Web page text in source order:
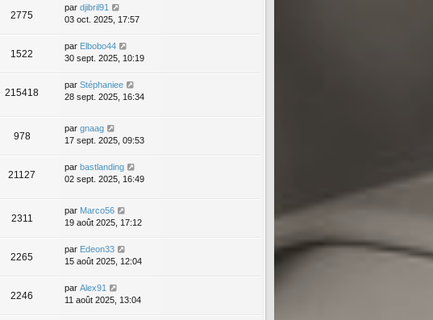
2775
par djibril91
03 oct. 2025, 17:57
1522
par Elbobo44
30 sept. 2025, 10:19
215418
par Stéphaniee
28 sept. 2025, 16:34
978
par gnaag
17 sept. 2025, 09:53
21127
par bastlanding
02 sept. 2025, 16:49
2311
par Marco56
19 août 2025, 17:12
2265
par Edeon33
15 août 2025, 12:04
2246
par Alex91
11 août 2025, 13:04